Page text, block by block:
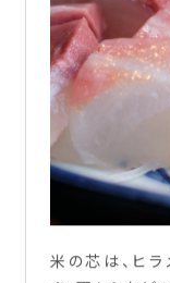
米の芯は、ヒ